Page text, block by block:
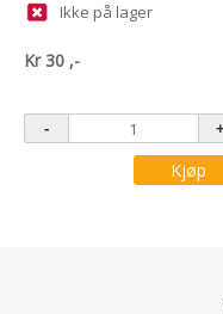
Ikke på lager
Kr30 ,-
Kjøp